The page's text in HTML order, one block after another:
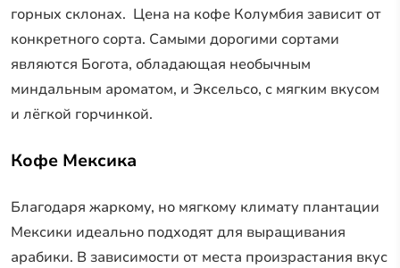
горных склонах. Цена на кофе Колумбия зависит от
конкретного сорта. Самыми дорогими сортами
являются Богота, обладающая необычным
миндальным ароматом, и Эксельсо, с мягким вкусом
и лёгкой горчинкой.
Кофе Мексика
Благодаря жаркому, но мягкому климату плантации
Мексики идеально подходят для выращивания
арабики. В зависимости от места произрастания вкус